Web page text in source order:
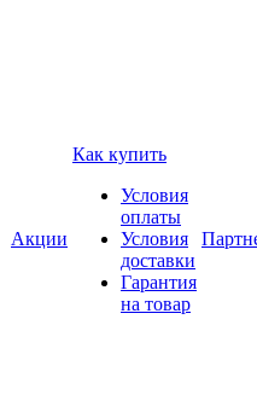
Акции
Как купить
Условия
оплаты
Условия
доставки
Гарантия
на товар